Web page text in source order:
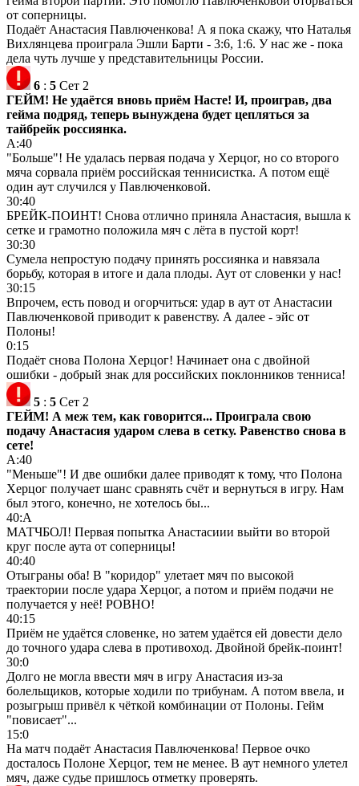
от соперницы.
Подаёт Анастасия Павлюченкова! А я пока скажу, что Наталья
Вихлянцева проиграла Эшли Барти - 3:6, 1:6. У нас же - пока
дела чуть лучше у представительницы России.
6 : 5 Сет 2
ГЕЙМ! Не удаётся вновь приём Насте! И, проиграв, два
гейма подряд, теперь вынуждена будет цепляться за
тайбрейк россиянка.
А:40
"Больше"! Не удалась первая подача у Херцог, но со второго
мяча сорвала приём российская теннисистка. А потом ещё
один аут случился у Павлюченковой.
30:40
БРЕЙК-ПОИНТ! Снова отлично приняла Анастасия, вышла к
сетке и грамотно положила мяч с лёта в пустой корт!
30:30
Сумела непростую подачу принять россиянка и навязала
борьбу, которая в итоге и дала плоды. Аут от словенки у нас!
30:15
Впрочем, есть повод и огорчиться: удар в аут от Анастасии
Павлюченковой приводит к равенству. А далее - эйс от
Полоны!
0:15
Подаёт снова Полона Херцог! Начинает она с двойной
ошибки - добрый знак для российских поклонников тенниса!
5 : 5 Сет 2
ГЕЙМ! А меж тем, как говорится... Проиграла свою
подачу Анастасия ударом слева в сетку. Равенство снова в
сете!
А:40
"Меньше"! И две ошибки далее приводят к тому, что Полона
Херцог получает шанс сравнять счёт и вернуться в игру. Нам
был этого, конечно, не хотелось бы...
40:А
МАТЧБОЛ! Первая попытка Анастасиии выйти во второй
круг после аута от соперницы!
40:40
Отыграны оба! В "коридор" улетает мяч по высокой
траектории после удара Херцог, а потом и приём подачи не
получается у неё! РОВНО!
40:15
Приём не удаётся словенке, но затем удаётся ей довести дело
до точного удара слева в противоход. Двойной брейк-поинт!
30:0
Долго не могла ввести мяч в игру Анастасия из-за
болельщиков, которые ходили по трибунам. А потом ввела, и
розыгрыш привёл к чёткой комбинации от Полоны. Гейм
"повисает"...
15:0
На матч подаёт Анастасия Павлюченкова! Первое очко
досталось Полоне Херцог, тем не менее. В аут немного улетел
мяч, даже судье пришлось отметку проверять.